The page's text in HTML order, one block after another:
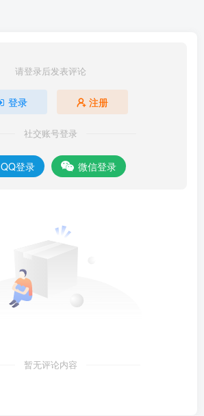
请登录后发表评论
登录 注册
社交账号登录
QQ登录 微信登录
暂无评论内容